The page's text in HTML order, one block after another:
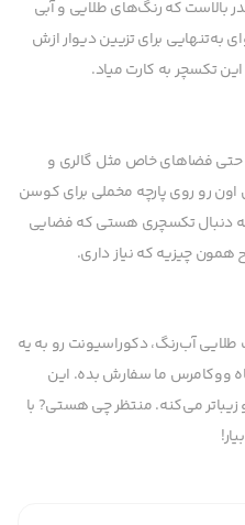
بالاست که رنگ‌های طلایی و آبی
برای تزیین دیوار ازش
تکسچر به کارت میاد.
حتی فضاهای خاص مثل گالری و
اون رو روی پارچه مخملی برای کوسن
اگه دنبال تکسچری هستی که فضایی
چیزیه که نیاز داری.
طلایی آب‌رنگ، دکوراسیونت رو به یه
ووکامرس ما سفارش بده. این
زیباتر می‌کنه. منتظر چی هستی? با